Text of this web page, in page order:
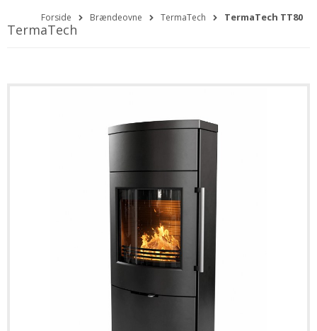
Forside Brændeovne TermaTech TermaTech TT80
TermaTech